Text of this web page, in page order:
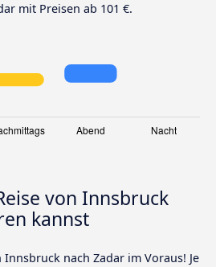
mit Preisen ab 101 €.
von Innsbruck
kannst
nach Zadar im Voraus! Je